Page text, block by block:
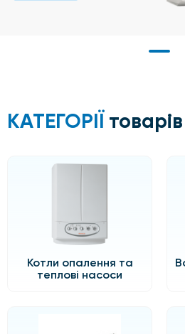
КАТЕГОРІЇ товарів
Котли опалення та
теплові насоси